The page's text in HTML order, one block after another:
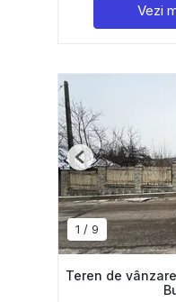
Vezi
1 / 9
Previous
Teren de